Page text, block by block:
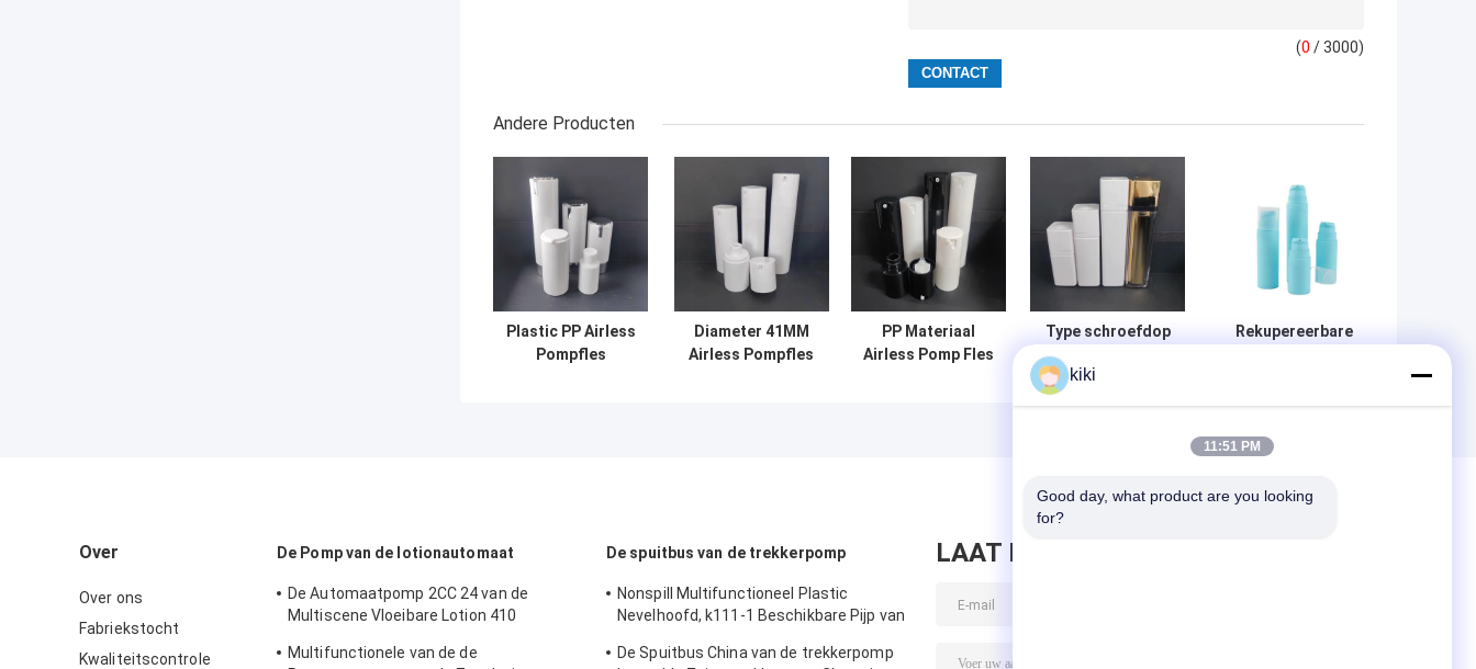
(0 / 3000)
Andere Producten
Plastic PP Airless
Pompfles
Diameter 41MM
Airless Pompfles
PP Materiaal
Airless Pomp Fles
Type schroefdop
dispenserflessen
zonder lucht voor
Rekupereerbare
Schoonheidsmiddel
Over
Over ons
Fabriekstocht
Kwaliteitscontrole
De Pomp van de lotionautomaat
De Automaatpomp 2CC 24 van de
Multiscene Vloeibare Lotion 410
Multifunctionele van de de
De spuitbus van de trekkerpomp
Nonspill Multifunctioneel Plastic
Nevelhoofd, k111-1 Beschikbare Pijp van
De Spuitbus China van de trekkerpomp
LAAT BERICHT ACHTER
kiki
11:51 PM
Good day, what product are you looking
for?